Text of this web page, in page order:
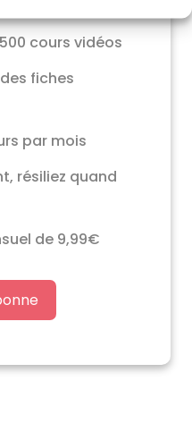
cours vidéos
fiches
par mois
résiliez quand
de 9,99€